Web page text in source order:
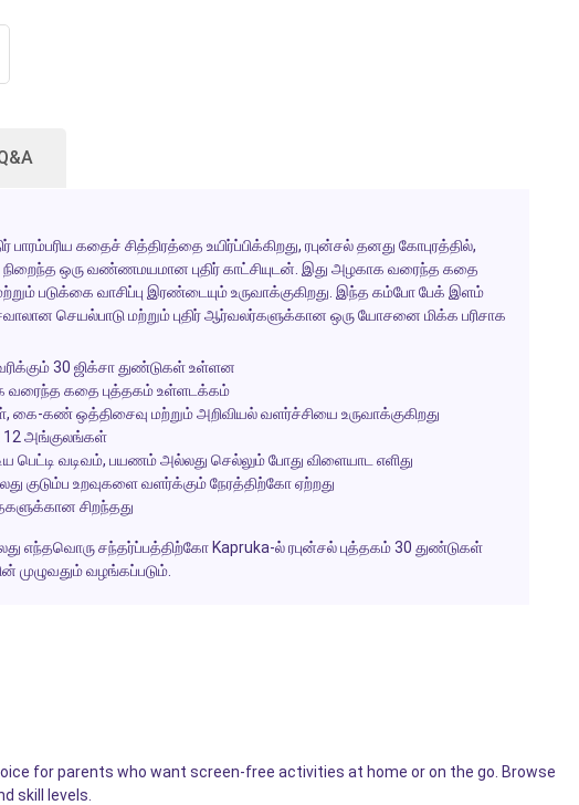
பாரம்பரிய கதைச் சித்திரத்தை உயிர்ப்பிக்கிறது, ரபுன்சல் தனது கோபுரத்தில்,
ஒரு வண்ணமயமான புதிர் காட்சியுடன். இது அழகாக வரைந்த கதை
மற்றும் படுக்கை வாசிப்பு இரண்டையும் உருவாக்குகிறது. இந்த கம்போ பேக் இளம்
செயல்பாடு மற்றும் புதிர் ஆர்வலர்களுக்கான ஒரு யோசனை மிக்க பரிசாக
30 ஜிக்சா துண்டுகள் உள்ளன
வரைந்த கதை புத்தகம் உள்ளடக்கம்
கை-கண் ஒத்திசைவு மற்றும் அறிவியல் வளர்ச்சியை உருவாக்குகிறது
x 12 அங்குலங்கள்
பெட்டி வடிவம், பயணம் அல்லது செல்லும் போது விளையாட எளிது
குடும்ப உறவுகளை வளர்க்கும் நேரத்திற்கோ ஏற்றது
சிறந்தது
எந்தவொரு சந்தர்ப்பத்திற்கோ Kapruka-ல் ரபுன்சல் புத்தகம் 30 துண்டுகள்
முழுவதும் வழங்கப்படும்.
for parents who want screen-free activities at home or on the go. Browse
skill levels.